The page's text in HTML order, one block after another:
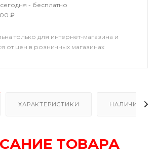
- бесплатно
₽
только для интернет-магазина и
от цен в розничных магазинах
ХАРАКТЕРИСТИКИ НАЛИЧИЕ В
ТОВАРА